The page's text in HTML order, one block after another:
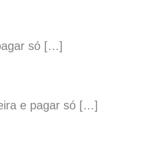
só […]
e pagar só […]